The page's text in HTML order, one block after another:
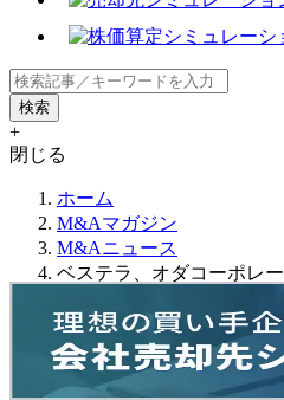
+
閉じる
ホーム
M&Aマガジン
M&Aニュース
ベステラ、オダコーポレ